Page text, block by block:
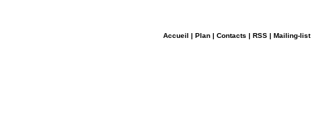
Accueil | Plan | Contacts | RSS | Mailing-list